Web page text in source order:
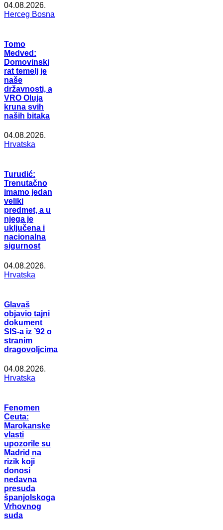
04.08.2026.
Herceg Bosna
Tomo
Medved:
Domovinski
rat temelj je
naše
državnosti, a
VRO Oluja
kruna svih
naših bitaka
04.08.2026.
Hrvatska
Turudić:
Trenutačno
imamo jedan
veliki
predmet, a u
njega je
uključena i
nacionalna
sigurnost
04.08.2026.
Hrvatska
Glavaš
objavio tajni
dokument
SIS-a iz ’92 o
stranim
dragovoljcima
04.08.2026.
Hrvatska
Fenomen
Ceuta:
Marokanske
vlasti
upozorile su
Madrid na
rizik koji
donosi
nedavna
presuda
španjolskoga
Vrhovnog
suda